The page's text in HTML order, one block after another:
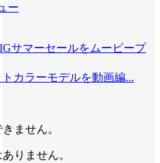
ー
サマーセールをムービープ
カラーモデルを動画編...
ません。
りません。